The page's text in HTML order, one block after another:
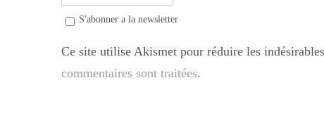
S'abonner a la newsletter
Ce site utilise Akismet pour réduire les
commentaires sont traitées.